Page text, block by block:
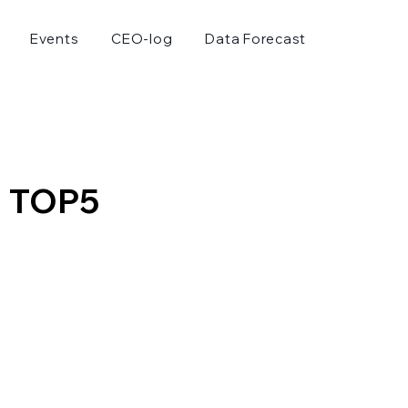
Events CEO-log Data Forecast
TOP5